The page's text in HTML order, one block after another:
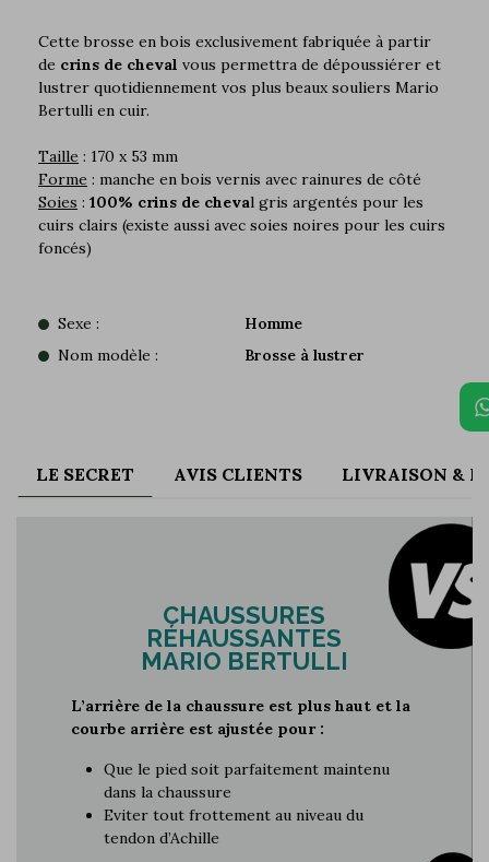
Cette brosse en bois exclusivement fabriquée à partir
de crins de cheval vous permettra de dépoussiérer et
lustrer quotidiennement vos plus beaux souliers Mario
Bertulli en cuir.
Taille : 170 x 53 mm
Forme : manche en bois vernis avec rainures de côté
Soies : 100% crins de cheval gris argentés pour les
cuirs clairs (existe aussi avec soies noires pour les cuirs
foncés)
Sexe :
Homme
Nom modèle :
Brosse à lustrer
LE SECRET AVIS CLIENTS LIVRAISON &
CHAUSSURES
RÉHAUSSANTES
MARIO BERTULLI
L’arrière de la chaussure est plus haut et la
courbe arrière est ajustée pour :
Que le pied soit parfaitement maintenu
dans la chaussure
Eviter tout frottement au niveau du
tendon d’Achille